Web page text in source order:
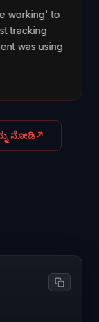
ClawMetry
and held
under
ನೋಡಿ↗